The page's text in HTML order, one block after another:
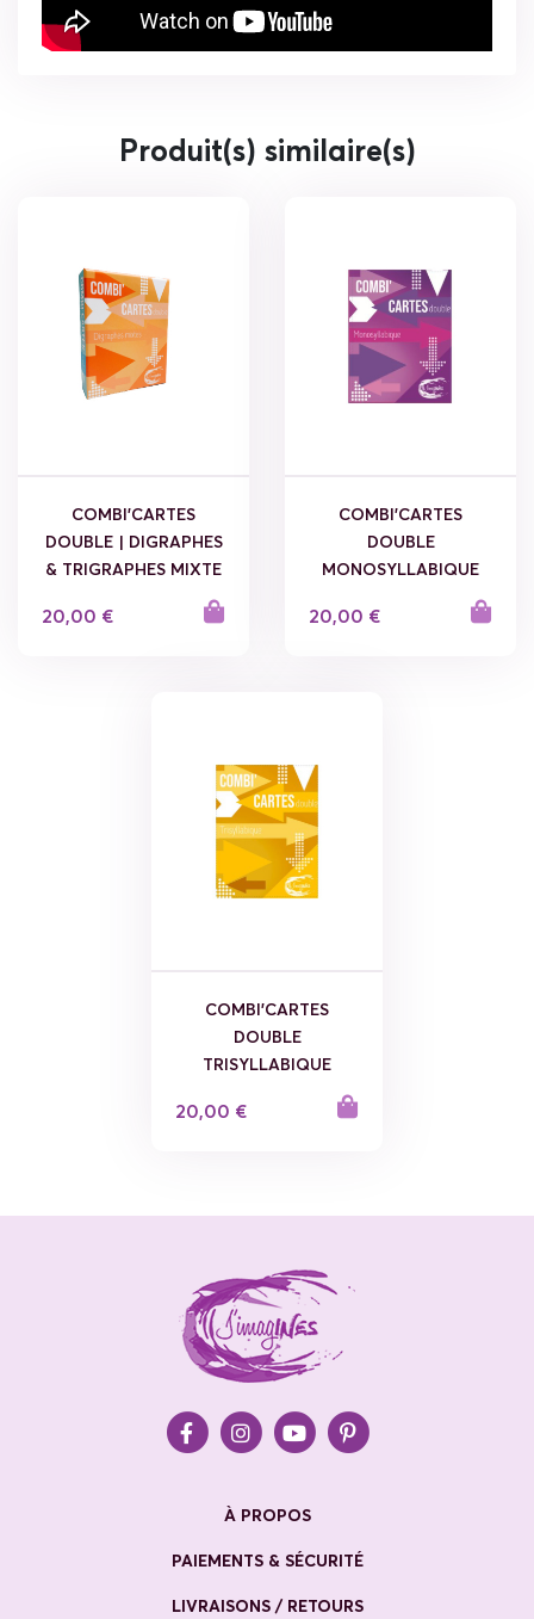
Produit(s) similaire(s)
COMBI'CARTES
DOUBLE | DIGRAPHES
& TRIGRAPHES MIXTE
20,00 €
COMBI'CARTES
DOUBLE
MONOSYLLABIQUE
20,00 €
COMBI'CARTES
DOUBLE
TRISYLLABIQUE
20,00 €
À PROPOS
PAIEMENTS & SÉCURITÉ
LIVRAISONS / RETOURS